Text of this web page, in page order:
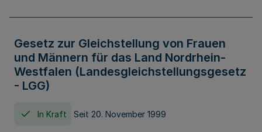
Gesetz zur Gleichstellung von Frauen
und Männern für das Land Nordrhein-
Westfalen (Landesgleichstellungsgesetz
- LGG)
In Kraft Seit 20. November 1999